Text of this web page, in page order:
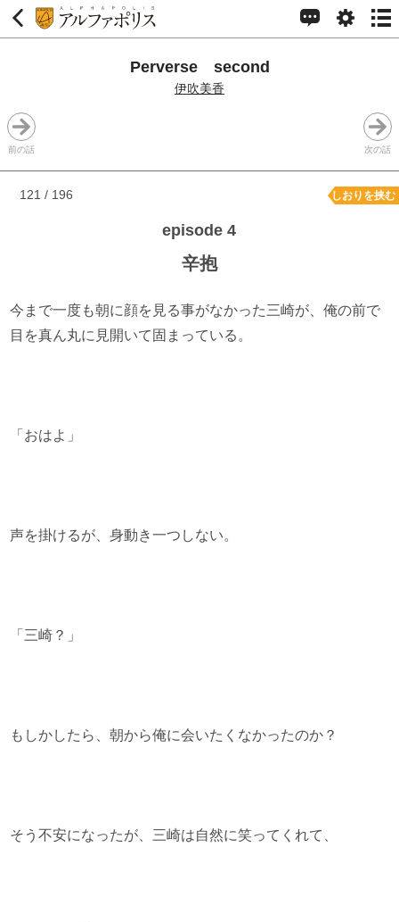
Perverse second
伊吹美香
前の話 次の話
121 / 196 しおりを挟む
episode 4
辛抱
今まで一度も朝に顔を見る事がなかった三崎が、俺の前で
目を真ん丸に見開いて固まっている。
「おはよ」
声を掛けるが、身動き一つしない。
「三崎？」
もしかしたら、朝から俺に会いたくなかったのか？
そう不安になったが、三崎は自然に笑ってくれて、